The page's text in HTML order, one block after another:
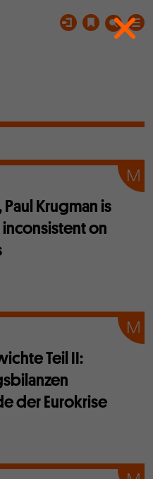
Krugman is
on
Teil II:
der Eurokrise